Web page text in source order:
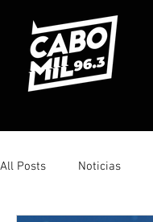
All Posts Noticias